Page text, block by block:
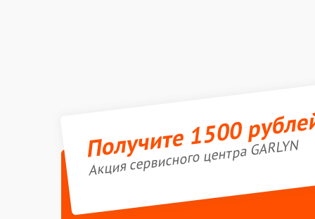
Получите 1500
Акция сервисного центра GARLYN